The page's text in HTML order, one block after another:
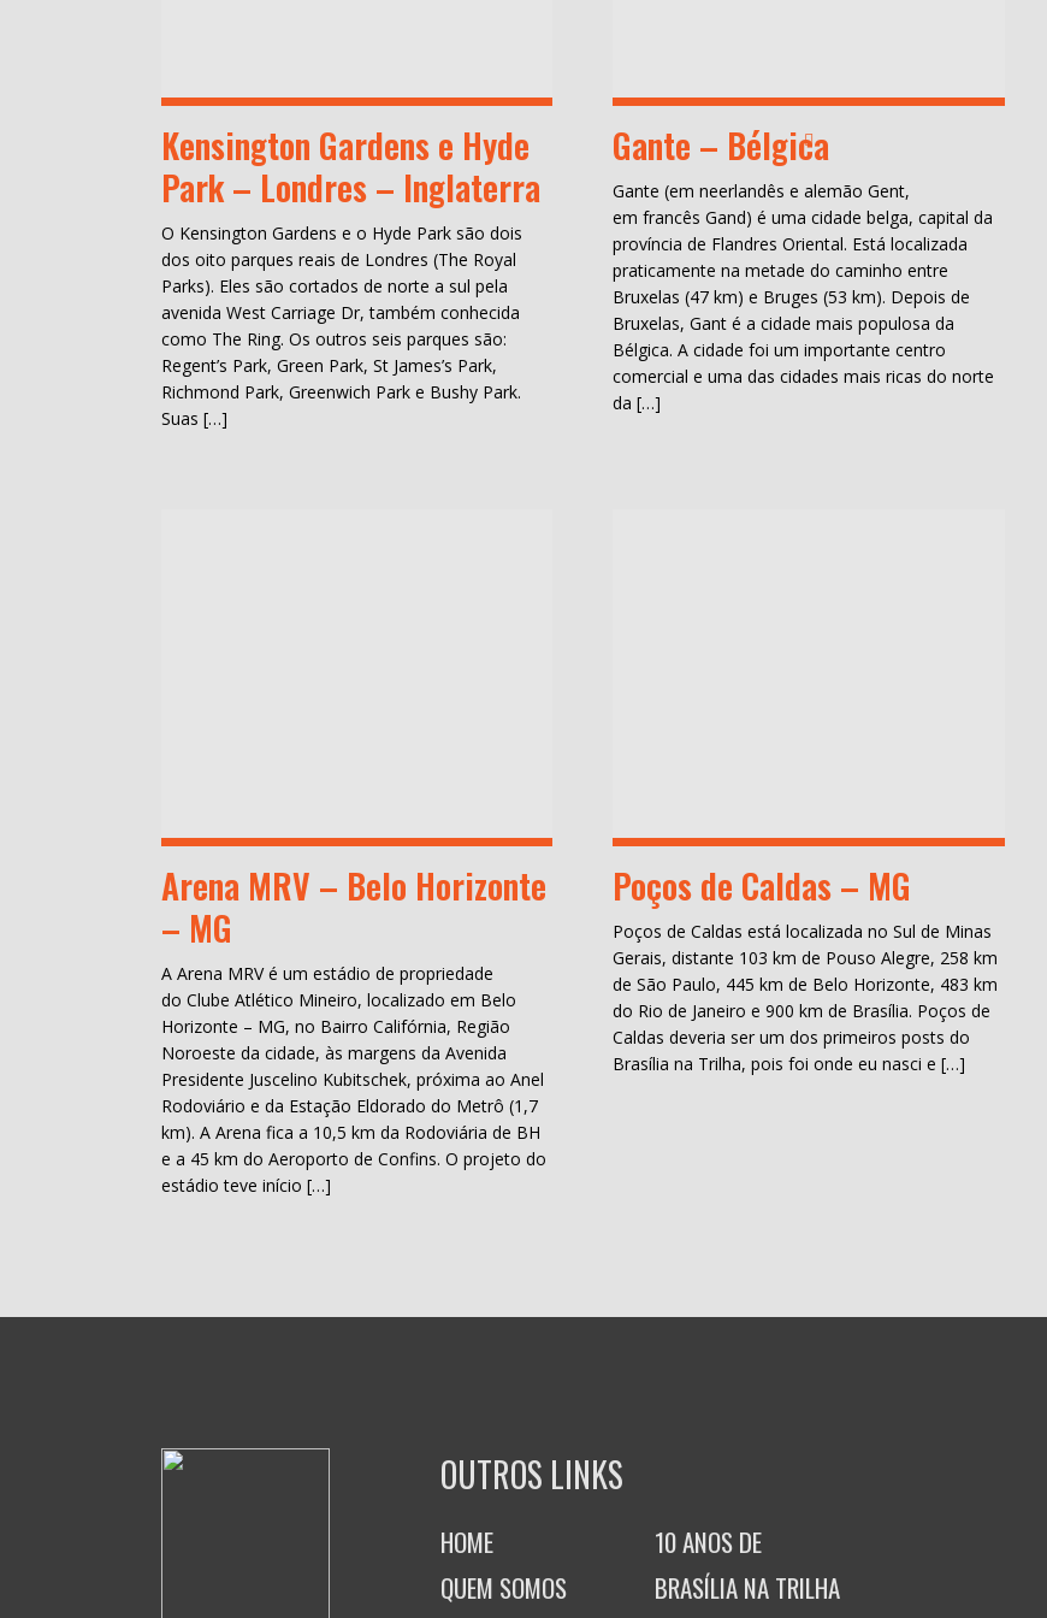
Kensington Gardens e Hyde
Park – Londres – Inglaterra
O Kensington Gardens e o Hyde Park são dois
dos oito parques reais de Londres (The Royal
Parks). Eles são cortados de norte a sul pela
avenida West Carriage Dr, também conhecida
como The Ring. Os outros seis parques são:
Regent’s Park, Green Park, St James’s Park,
Richmond Park, Greenwich Park e Bushy Park.
Suas […]
Gante – Bélgica
Gante (em neerlandês e alemão Gent,
em francês Gand) é uma cidade belga, capital da
província de Flandres Oriental. Está localizada
praticamente na metade do caminho entre
Bruxelas (47 km) e Bruges (53 km). Depois de
Bruxelas, Gant é a cidade mais populosa da
Bélgica. A cidade foi um importante centro
comercial e uma das cidades mais ricas do norte
da […]
Arena MRV – Belo Horizonte
– MG
A Arena MRV é um estádio de propriedade
do Clube Atlético Mineiro, localizado em Belo
Horizonte – MG, no Bairro Califórnia, Região
Noroeste da cidade, às margens da Avenida
Presidente Juscelino Kubitschek, próxima ao Anel
Rodoviário e da Estação Eldorado do Metrô (1,7
km). A Arena fica a 10,5 km da Rodoviária de BH
e a 45 km do Aeroporto de Confins. O projeto do
estádio teve início […]
Poços de Caldas – MG
Poços de Caldas está localizada no Sul de Minas
Gerais, distante 103 km de Pouso Alegre, 258 km
de São Paulo, 445 km de Belo Horizonte, 483 km
do Rio de Janeiro e 900 km de Brasília. Poços de
Caldas deveria ser um dos primeiros posts do
Brasília na Trilha, pois foi onde eu nasci e […]
OUTROS LINKS
HOME
QUEM SOMOS
10 ANOS DE
BRASÍLIA NA TRILHA